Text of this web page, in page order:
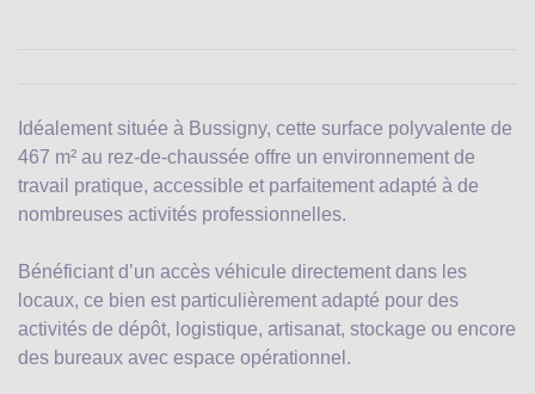
Idéalement située à Bussigny, cette surface polyvalente de
467 m² au rez-de-chaussée offre un environnement de
travail pratique, accessible et parfaitement adapté à de
nombreuses activités professionnelles.
Bénéficiant d’un accès véhicule directement dans les
locaux, ce bien est particulièrement adapté pour des
activités de dépôt, logistique, artisanat, stockage ou encore
des bureaux avec espace opérationnel.